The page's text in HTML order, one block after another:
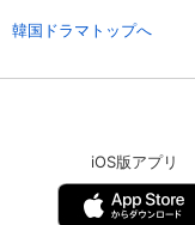
韓国ドラマトップへ
iOS版アプリ